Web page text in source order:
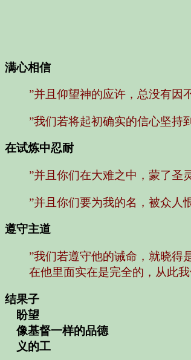
满心相信
”并且仰望神的应许，总没有因
”我们若将起初确实的信心坚持
在试炼中忍耐
”并且你们在大难之中，蒙了圣
”并且你们要为我的名，被众人
遵守主道
”我们若遵守他的诫命，就晓得
在他里面实在是完全的，从此
结果子
盼望
像基督一样的品德
义的工